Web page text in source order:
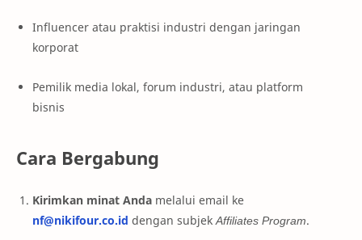
Influencer atau praktisi industri dengan jaringan
korporat
Pemilik media lokal, forum industri, atau platform
bisnis
Cara Bergabung
Kirimkan minat Anda melalui email ke
nf@nikifour.co.id dengan subjekAffiliates Program.